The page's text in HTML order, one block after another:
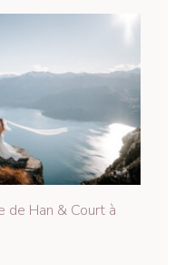
de Han & Court à